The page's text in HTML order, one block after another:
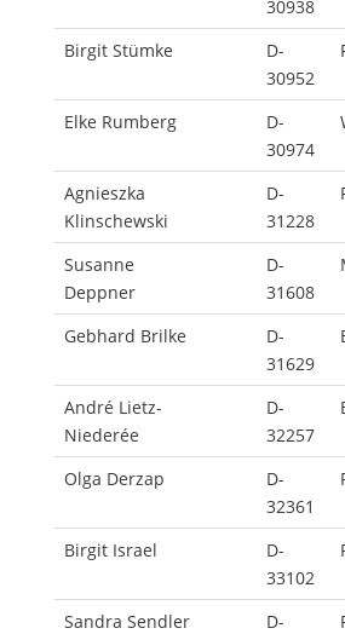
30938
Birgit Stümke
D-
30952
Elke Rumberg
D-
30974
Agnieszka
Klinschewski
D-
31228
Susanne
Deppner
D-
31608
Gebhard Brilke
D-
31629
André Lietz-
Niederée
D-
32257
Olga Derzap
D-
32361
Birgit Israel
D-
33102
Sandra Sendler
D-